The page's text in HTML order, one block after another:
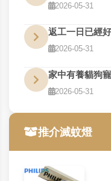
2026-05-31
2026-05-31
家中有養貓狗
2026-05-31
推介滅蚊燈